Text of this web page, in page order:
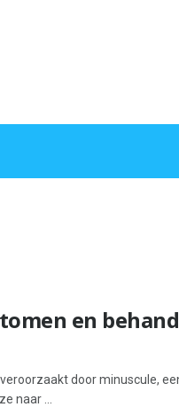
en
door minuscule,
naar ...